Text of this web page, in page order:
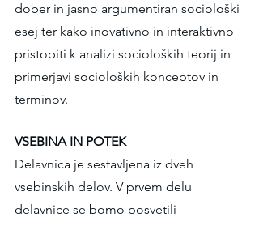
dober in jasno argumentiran sociološki
esej ter kako inovativno in interaktivno
pristopiti k analizi socioloških teorij in
primerjavi socioloških konceptov in
terminov.
VSEBINA IN POTEK
Delavnica je sestavljena iz dveh
vsebinskih delov. V prvem delu
delavnice se bomo posvetili